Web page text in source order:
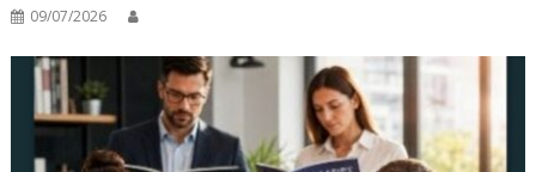
09/07/2026